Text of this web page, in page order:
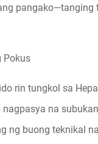
Pokus
rin tungkol sa
na
ng buong teknikal